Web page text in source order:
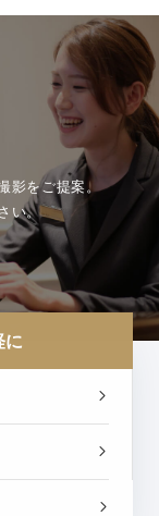
影をご提案。
い。
に